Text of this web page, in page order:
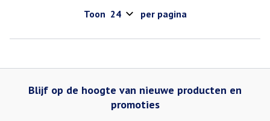
Toon per pagina
Blijf op de hoogte van nieuwe producten en
promoties